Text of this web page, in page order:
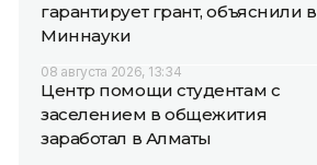
гарантирует грант, объяснили в
Миннауки
08 августа 2026, 13:34
Центр помощи студентам с
заселением в общежития
заработал в Алматы